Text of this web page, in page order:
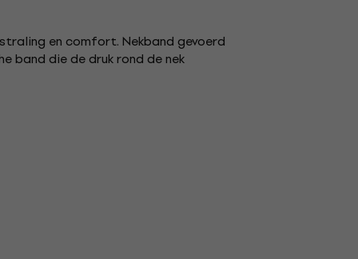
en comfort. Nekband gevoerd
band die de druk rond de nek